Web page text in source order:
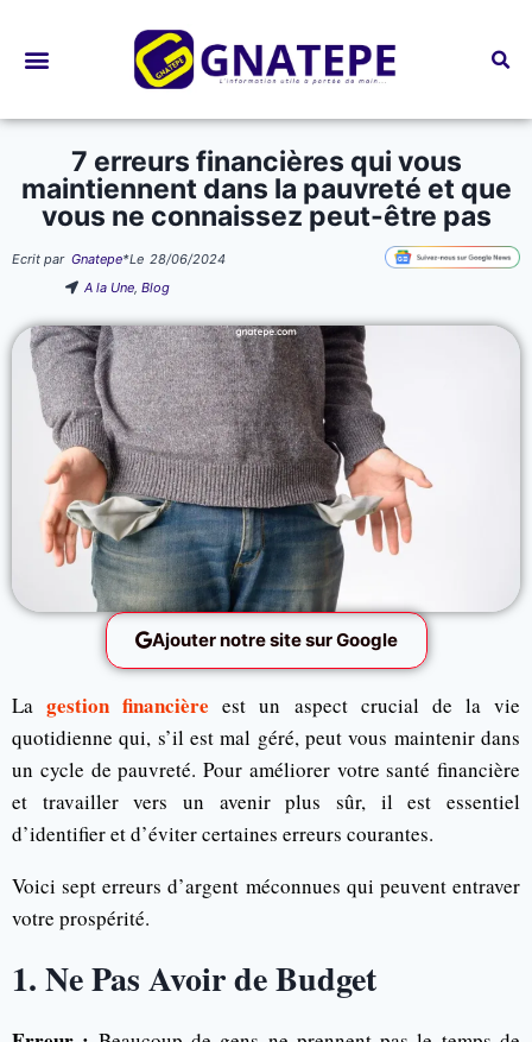
7 erreurs financières qui vous
maintiennent dans la pauvreté et que
vous ne connaissez peut-être pas
Ecrit par Gnatepe*Le 28/06/2024
A la Une,Blog
Ajouter notre site sur Google
Lagestion financière est un aspect crucial de la vie
quotidienne qui, s’il est mal géré, peut vous maintenir dans
un cycle de pauvreté. Pour améliorer votre santé financière
et travailler vers un avenir plus sûr, il est essentiel
d’identifier et d’éviter certaines erreurs courantes.
Voici sept erreurs d’argent méconnues qui peuvent entraver
votre prospérité.
1. Ne Pas Avoir de Budget